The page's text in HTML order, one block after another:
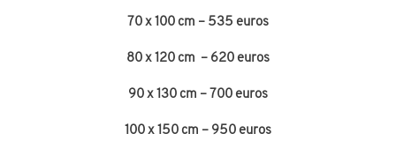
70 x 100 cm – 535 euros
80 x 120 cm – 620 euros
90 x 130 cm – 700 euros
100 x 150 cm – 950 euros